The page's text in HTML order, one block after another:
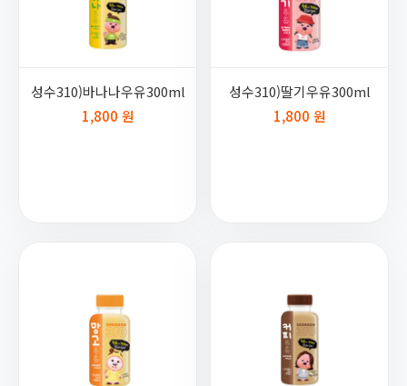
성수310)바나나우유300ml
1,800 원
성수310)딸기우유300ml
1,800 원